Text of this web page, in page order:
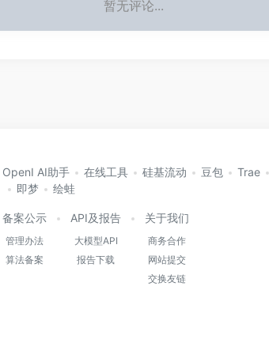
暂无评论...
OpenI AI助手 在线工具 硅基流动 豆包 Trae
即梦
绘蛙
备案公示
管理办法
算法备案
API及报告
大模型API
报告下载
关于我们
商务合作
网站提交
交换友链